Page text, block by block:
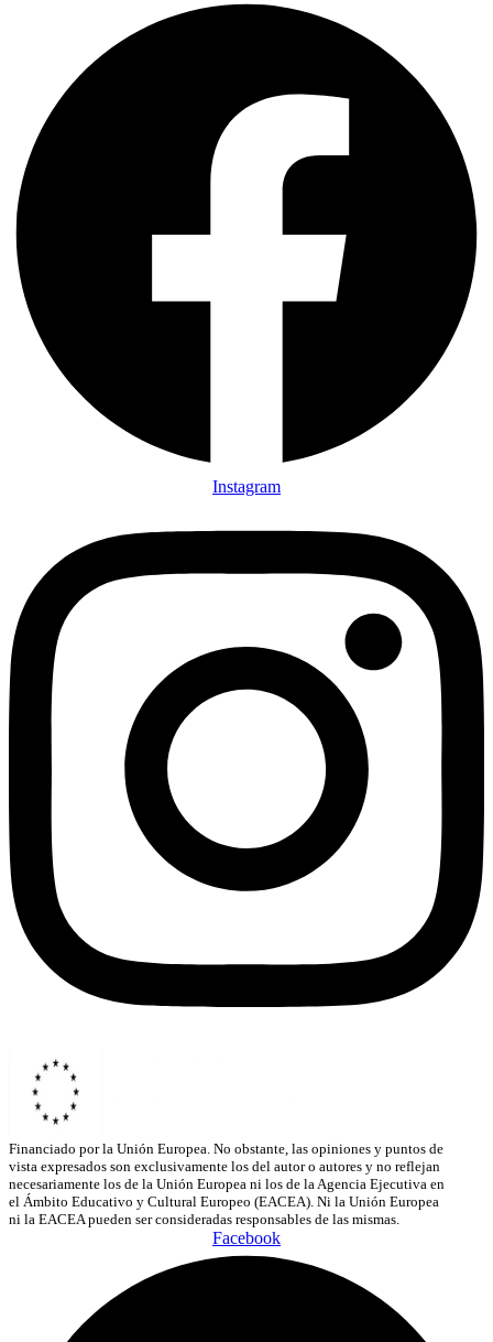
Instagram
Financiado por la Unión Europea. No obstante, las opiniones y puntos de
vista expresados son exclusivamente los del autor o autores y no reflejan
necesariamente los de la Unión Europea ni los de la Agencia Ejecutiva en
el Ámbito Educativo y Cultural Europeo (EACEA). Ni la Unión Europea
ni la EACEA pueden ser consideradas responsables de las mismas.
Facebook